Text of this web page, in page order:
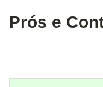
Prós e